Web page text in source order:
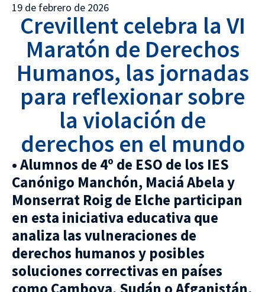
19 de febrero de 2026
Crevillent celebra la VI
Maratón de Derechos
Humanos, las jornadas
para reflexionar sobre
la violación de
derechos en el mundo
• Alumnos de 4º de ESO de los IES
Canónigo Manchón, Maciá Abela y
Monserrat Roig de Elche participan
en esta iniciativa educativa que
analiza las vulneraciones de
derechos humanos y posibles
soluciones correctivas en países